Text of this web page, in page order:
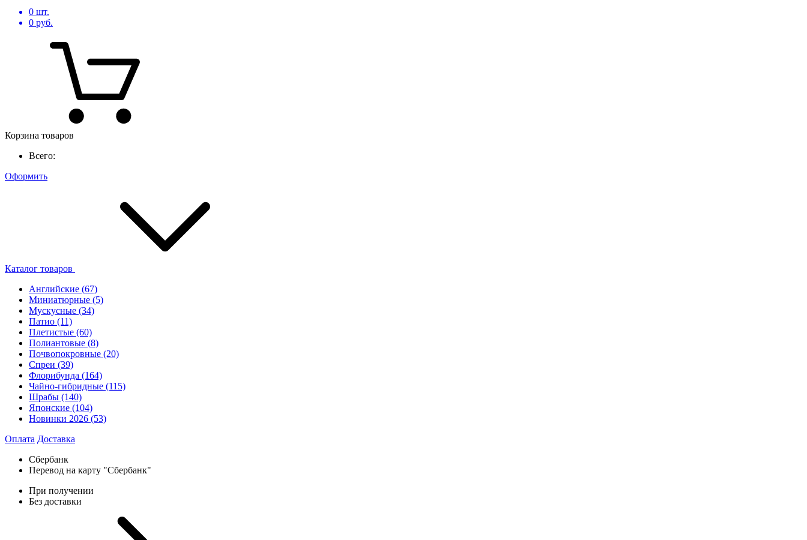
0 шт.
0 руб.
Корзина товаров
Всего:
Оформить
Каталог товаров
Английские (67)
Миниатюрные (5)
Мускусные (34)
Патио (11)
Плетистые (60)
Полиантовые (8)
Почвопокровные (20)
Спреи (39)
Флорибунда (164)
Чайно-гибридные (115)
Шрабы (140)
Японские (104)
Новинки 2026 (53)
Оплата Доставка
Сбербанк
Перевод на карту "Сбербанк"
При получении
Без доставки